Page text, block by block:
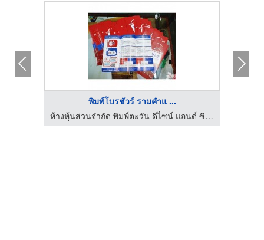
พิมพ์โบรชัวร์ รามคำแ ...
ห้างหุ้นส่วนจำกัด พิมพ์ตะวัน ดีไซน์ แอนด์ ซิลค์